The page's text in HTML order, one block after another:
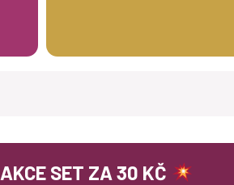
AKCE SET ZA 30 KČ